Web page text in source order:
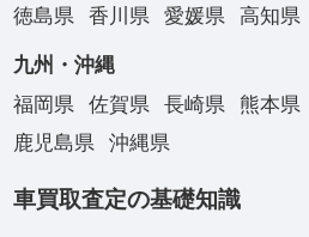
徳島県
香川県 愛媛県 高知県
九州・沖縄
福岡県
佐賀県 長崎県 熊本県
鹿児島県
沖縄県
車買取査定の基礎知識